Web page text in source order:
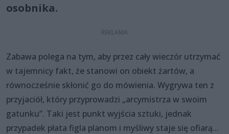
osobnika.
Zabawa polega na tym, aby przez cały wieczór utrzymać
w tajemnicy fakt, że stanowi on obiekt żartów, a
równocześnie skłonić go do mówienia. Wygrywa ten z
przyjaciół, który przyprowadzi „arcymistrza w swoim
gatunku”. Taki jest punkt wyjścia sztuki, jednak
przypadek płata figla planom i myśliwy staje się ofiarą...